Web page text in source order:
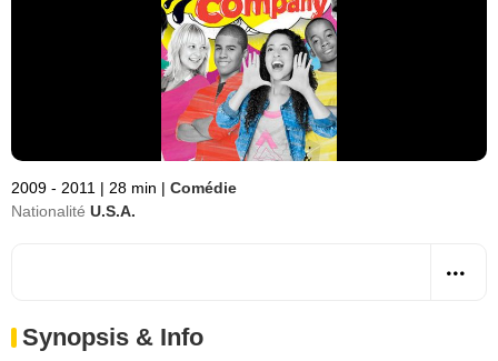
2009 - 2011 | 28 min | Comédie
Nationalité U.S.A.
Synopsis & Info